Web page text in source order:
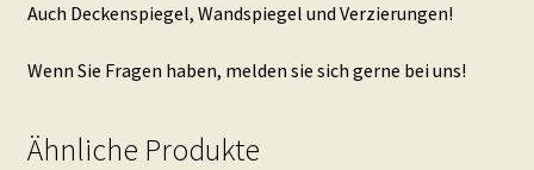
Auch Deckenspiegel, Wandspiegel und Verzierungen!
Wenn Sie Fragen haben, melden sie sich gerne bei uns!
Ähnliche Produkte